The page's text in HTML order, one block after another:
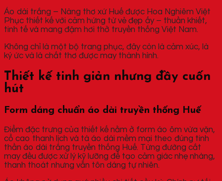
Áo dài trắng – Nàng thơ xứ Huế được Hoa Nghiêm Việt
Phục thiết kế với cảm hứng từ vẻ đẹp ấy – thuần khiết,
tinh tế và mang đậm hơi thở truyền thống Việt Nam.
Không chỉ là một bộ trang phục, đây còn là cảm xúc, là
ký ức và là chất thơ được may thành hình.
Thiết kế tinh giản nhưng đầy cuốn
hút
Form dáng chuẩn áo dài truyền thống Huế
Điểm đặc trưng của thiết kế nằm ở form áo ôm vừa vặn,
cổ cao thanh lịch và tà áo dài mềm mại theo đúng tinh
thần áo dài trắng truyền thống Huế. Từng đường cắt
may đều được xử lý kỹ lưỡng để tạo cảm giác nhẹ nhàng,
thanh thoát nhưng vẫn tôn dáng tự nhiên.